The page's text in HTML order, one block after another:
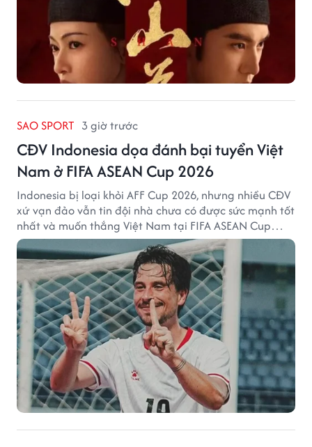
SAO SPORT 3 giờ trước
CĐV Indonesia dọa đánh bại tuyển Việt
Nam ở FIFA ASEAN Cup 2026
Indonesia bị loại khỏi AFF Cup 2026, nhưng nhiều CĐV
xứ vạn đảo vẫn tin đội nhà chưa có được sức mạnh tốt
nhất và muốn thắng Việt Nam tại FIFA ASEAN Cup
2026.